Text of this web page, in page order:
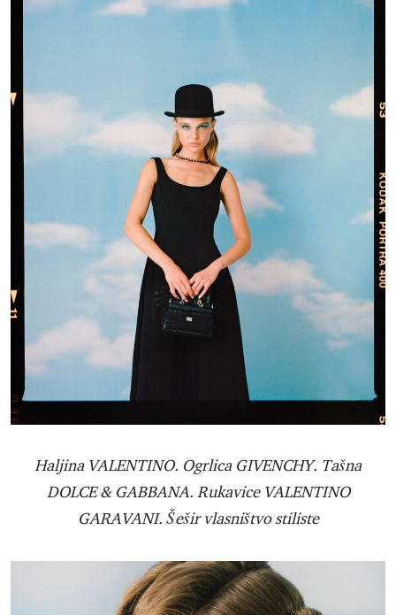
Haljina VALENTINO. Ogrlica GIVENCHY. Tašna
DOLCE & GABBANA. Rukavice VALENTINO
GARAVANI. Šešir vlasništvo stiliste